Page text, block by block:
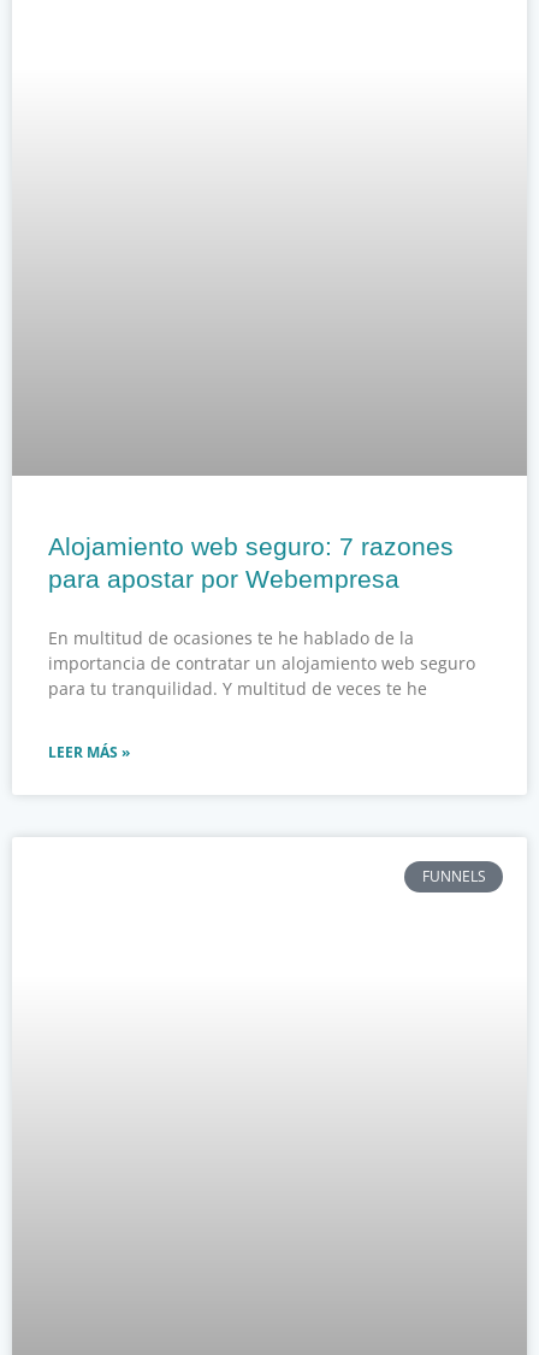
Alojamiento web seguro: 7 razones
para apostar por Webempresa
En multitud de ocasiones te he hablado de la
importancia de contratar un alojamiento web seguro
para tu tranquilidad. Y multitud de veces te he
LEER MÁS »
FUNNELS